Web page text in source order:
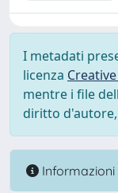
I metadati
licenza
mentre i file
diritto
Informazioni